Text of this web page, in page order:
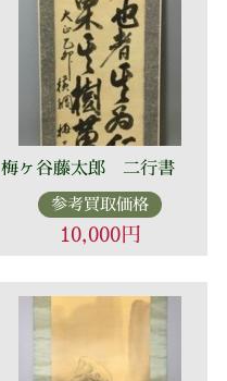
梅ヶ谷藤太郎 二行書
参考買取価格
10,000円